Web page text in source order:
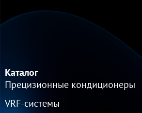
Каталог
Прецизионные кондиционеры
VRF-cистемы